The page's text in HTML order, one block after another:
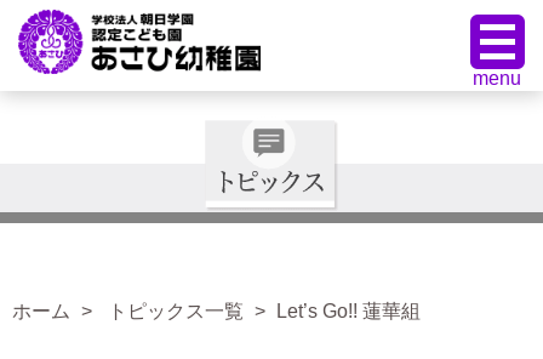
ホーム トピックス一覧 Let’s Go!! 蓮華組